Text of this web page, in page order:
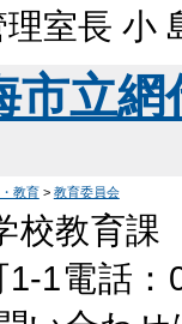
理室長 小
市立網
教育> 教育委員会
校教育
1-1電話